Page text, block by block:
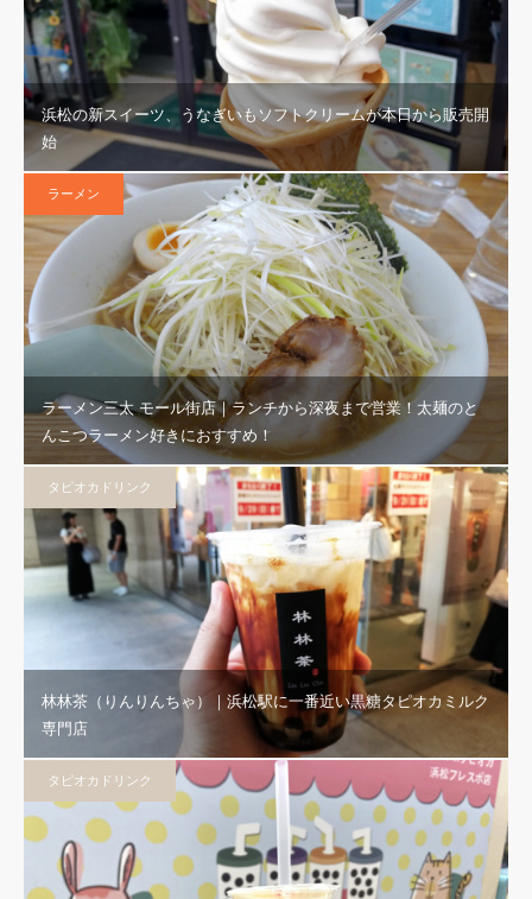
浜松の新スイーツ、うなぎいもソフトクリームが本日から販売開
始
ラーメン
ラーメン三太 モール街店｜ランチから深夜まで営業！太麺のと
んこつラーメン好きにおすすめ！
タピオカドリンク
林林茶（りんりんちゃ）｜浜松駅に一番近い黒糖タピオカミルク
専門店
タピオカドリンク